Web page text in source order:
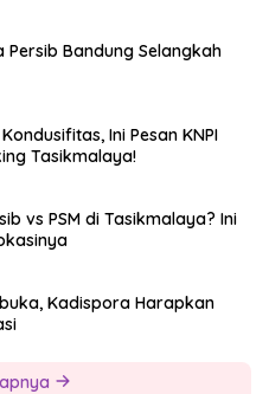
Persib Bandung Selangkah
Ini Pesan KNPI
Tasikmalaya!
vs PSM di Tasikmalaya? Ini
Kadispora Harapkan